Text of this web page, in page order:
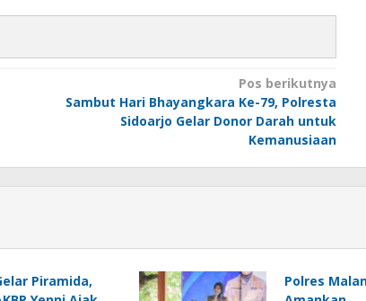
Pos berikutnya
Sambut Hari Bhayangkara Ke-79, Polresta
Sidoarjo Gelar Donor Darah untuk
Kemanusiaan
Piramida,
Polres